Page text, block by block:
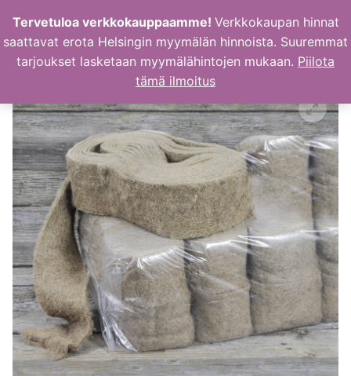
sisältöön
Tervetuloa verkkokauppaamme! Verkkokaupan hinnat
saattavat erota Helsingin myymälän hinnoista. Suuremmat
tarjoukset lasketaan myymälähintojen mukaan. Piilota
tämä ilmoitus